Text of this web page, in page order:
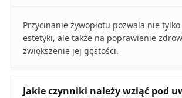
Przycinanie żywopłotu pozwala nie
estetyki, ale także na poprawienie
zwiększenie jej gęstości.
Jakie czynniki należy wziąć pod